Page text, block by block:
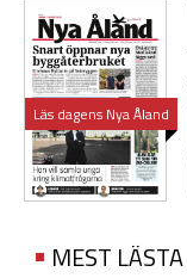
Läs dagens Nya Åland
MEST LÄSTA